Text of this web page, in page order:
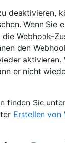
deaktivieren,
Wenn Sie
Webhook-
den
aktivieren.
er nicht
finden Sie unter
Erstellen von